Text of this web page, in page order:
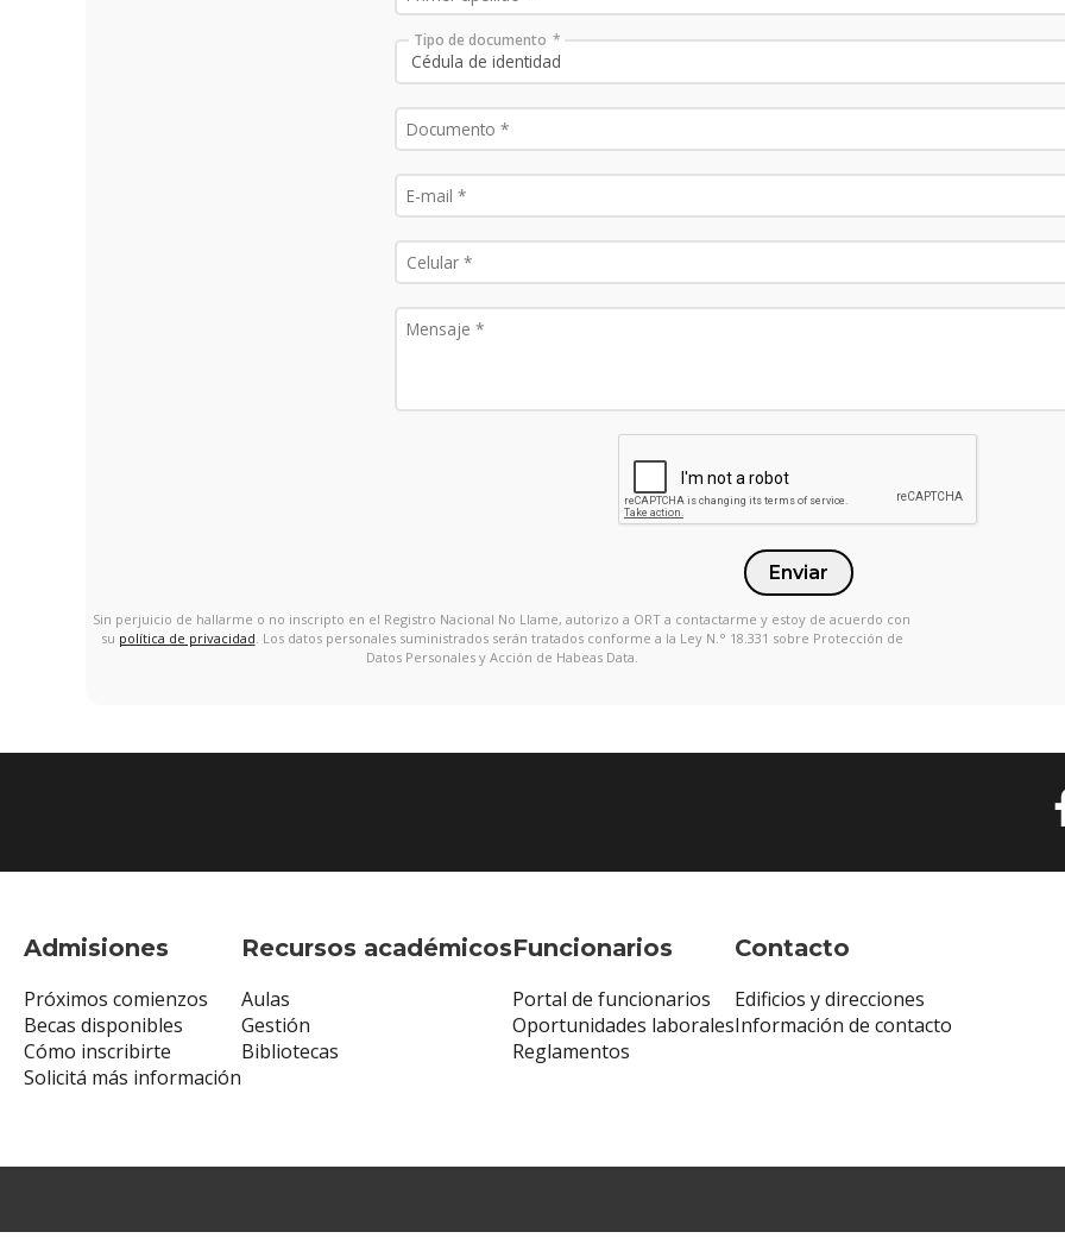
Tipo de documento
Enviar
Sin perjuicio de hallarme o no inscripto en el Registro Nacional No Llame, autorizo a ORT a contactarme y estoy de acuerdo con
su política de privacidad. Los datos personales suministrados serán tratados conforme a la Ley N.° 18.331 sobre Protección de
Datos Personales y Acción de Habeas Data.
Admisiones
Próximos comienzos
Becas disponibles
Cómo inscribirte
Solicitá más información
Recursos académicos
Aulas
Gestión
Bibliotecas
Funcionarios
Portal de funcionarios
Oportunidades laborales
Reglamentos
Contacto
Edificios y direcciones
Información de contacto